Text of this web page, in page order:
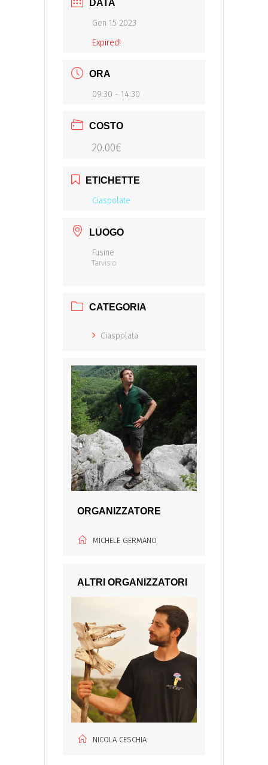
DATA
Gen 15 2023
Expired!
ORA
09:30 - 14:30
COSTO
20.00€
ETICHETTE
Ciaspolate
LUOGO
Fusine
Tarvisio
CATEGORIA
Ciaspolata
ORGANIZZATORE
MICHELE GERMANO
ALTRI ORGANIZZATORI
NICOLA CESCHIA